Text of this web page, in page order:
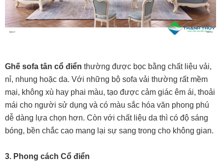
Ghế sofa tân cổ điển thường được bọc bằng chất liệu vải,
nỉ, nhung hoặc da. Với những bộ sofa vải thường rất mềm
mại, không xù hay phai màu, tạo được cảm giác êm ái, thoải
mái cho người sử dụng và có màu sắc hóa văn phong phú
dễ dàng lựa chọn hơn. Còn với chất liệu da thì có độ sáng
bóng, bền chắc cao mang lại sự sang trong cho không gian.
3. Phong cách Cổ điển